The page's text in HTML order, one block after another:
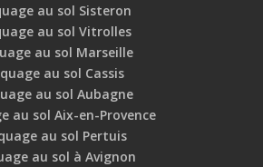
au sol Sisteron
au sol Vitrolles
au sol Marseille
au sol Cassis
au sol Aubagne
au sol Aix-en-Provence
au sol Pertuis
au sol à Avignon